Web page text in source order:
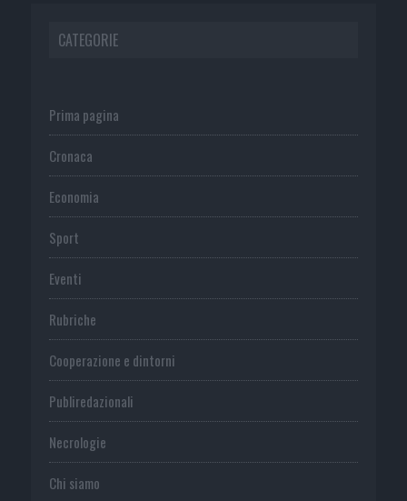
CATEGORIE
Prima pagina
Cronaca
Economia
Sport
Eventi
Rubriche
Cooperazione e dintorni
Publiredazionali
Necrologie
Chi siamo